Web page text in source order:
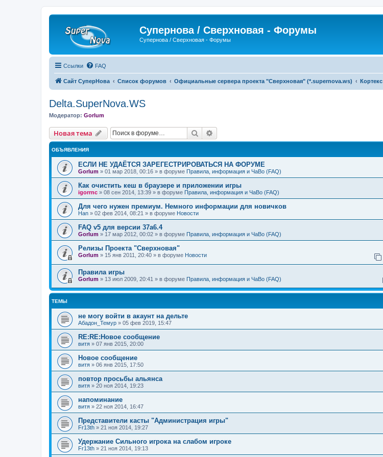
Супернова / Сверхновая - Форумы
Супернова / Сверхновая - Форумы
Ссылки FAQ
Сайт СуперНова Список форумов Официальные сервера проекта "Сверхновая" (*.supernova.ws) Кортекс
Delta.SuperNova.WS
Модератор: Gorlum
Новая тема Поиск
ОБЪЯВЛЕНИЯ
ЕСЛИ НЕ УДАЁТСЯ ЗАРЕГЕСТРИРОВАТЬСЯ НА ФОРУМЕ
Gorlum » 01 мар 2018, 00:16 » в форуме Правила, информация и ЧаВо (FAQ)
Как очистить кеш в браузере и приложении игры
igorrnc » 08 сен 2014, 13:39 » в форуме Правила, информация и ЧаВо (FAQ)
Для чего нужен премиум. Немного информации для новичков
Han » 02 фев 2014, 08:21 » в форуме Новости
FAQ v5 для версии 37a6.4
Gorlum » 17 мар 2012, 00:02 » в форуме Правила, информация и ЧаВо (FAQ)
Релизы Проекта "Сверхновая"
Gorlum » 15 янв 2011, 20:40 » в форуме Новости
Правила игры
Gorlum » 13 июл 2009, 20:41 » в форуме Правила, информация и ЧаВо (FAQ)
ТЕМЫ
не могу войти в акаунт на дельте
Абадон_Темур » 05 фев 2019, 15:47
RE:RE:Новое сообщение
витя » 07 янв 2015, 20:00
Новое сообщение
витя » 06 янв 2015, 17:50
повтор просьбы альянса
витя » 20 ноя 2014, 19:23
напоминание
витя » 22 ноя 2014, 16:47
Представители касты "Администрация игры"
Fr13th » 21 ноя 2014, 19:27
Удержание Сильного игрока на слабом игроке
Fr13th » 21 ноя 2014, 19:13